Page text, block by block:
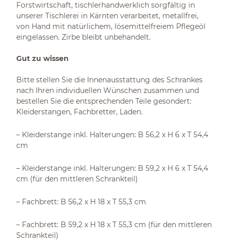
Forstwirtschaft, tischlerhandwerklich sorgfältig in
unserer Tischlerei in Kärnten verarbeitet, metallfrei,
von Hand mit natürlichem, lösemittelfreiem Pflegeöl
eingelassen. Zirbe bleibt unbehandelt.
Gut zu wissen
Bitte stellen Sie die Innenausstattung des Schrankes
nach Ihren individuellen Wünschen zusammen und
bestellen Sie die entsprechenden Teile gesondert:
Kleiderstangen, Fachbretter, Laden.
– Kleiderstange inkl. Halterungen: B 56,2 x H 6 x T 54,4
cm
– Kleiderstange inkl. Halterungen: B 59,2 x H 6 x T 54,4
cm (für den mittleren Schrankteil)
– Fachbrett: B 56,2 x H 18 x T 55,3 cm
– Fachbrett: B 59,2 x H 18 x T 55,3 cm (für den mittleren
Schrankteil)